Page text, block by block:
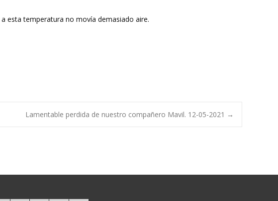
esta temperatura no movía demasiado aire.
Lamentable perdida de nuestro compañero Mavil. 12-05-2021 →